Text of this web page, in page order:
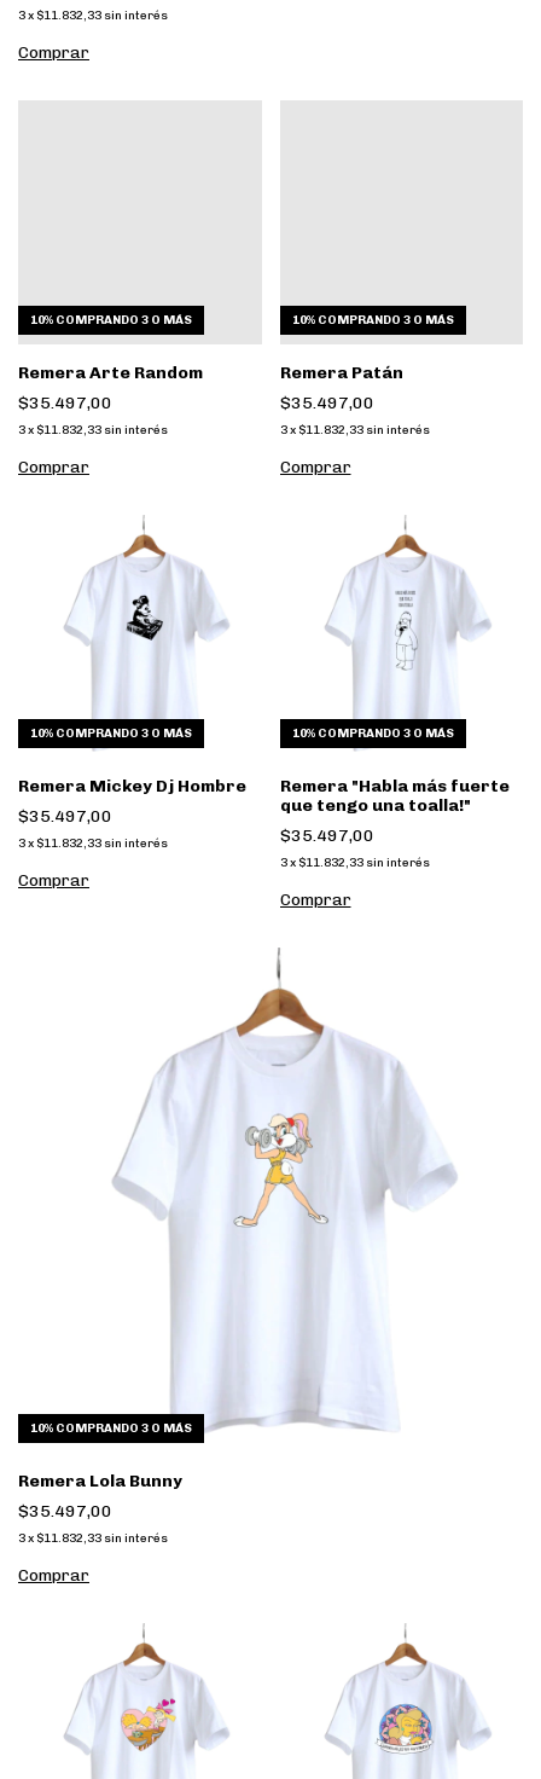
3x $11.832,33 sin interés
Comprar
10% COMPRANDO 3 O MÁS
Remera Arte Random
$35.497,00
3x $11.832,33 sin interés
Comprar
10% COMPRANDO 3 O MÁS
Remera Patán
$35.497,00
3 x $11.832,33 sin interés
Comprar
10% COMPRANDO 3 O MÁS
Remera Mickey Dj Hombre
$35.497,00
3x $11.832,33 sin interés
Comprar
10% COMPRANDO 3 O MÁS
Remera "Habla más fuerte
que tengo una toalla!"
$35.497,00
3 x $11.832,33 sin interés
Comprar
10% COMPRANDO 3 O MÁS
Remera Lola Bunny
$35.497,00
3x $11.832,33 sin interés
Comprar